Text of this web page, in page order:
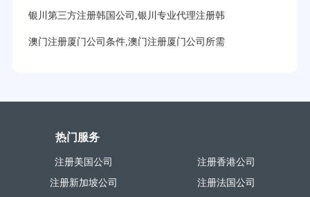
银川第三方注册韩国公司,银川专业代理注册韩
澳门注册厦门公司条件,澳门注册厦门公司所需
热门服务
注册美国公司
注册新加坡公司
注册香港公司
注册法国公司